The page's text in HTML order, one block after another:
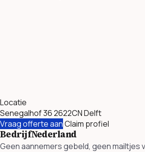
Locatie
Senegalhof 36 2622CN Delft
Vraag offerte aanClaim profiel
BedrijfNederland
Geen aannemers gebeld, geen mailtjes